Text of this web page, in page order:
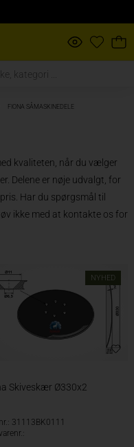
FIONA SÅMASKINEDELE
kvaliteten, når du vælger
Delene er nøje udvalgt, for
Har du spørgsmål til
ikke med at kontakte os for
NYHED
Skiveskær Ø330x2
31113BK0111